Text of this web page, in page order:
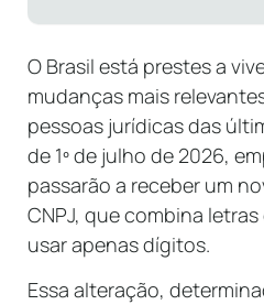
O Brasil está prestes a
mudanças mais
pessoas jurídicas das
de 1º de julho de 2026,
passarão a receber um
CNPJ, que combina
usar apenas dígitos.
Essa alteração,